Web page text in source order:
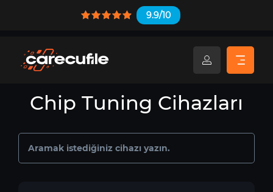
9.9/10
Chip Tuning Cihazları